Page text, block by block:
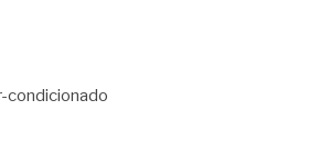
condicionado